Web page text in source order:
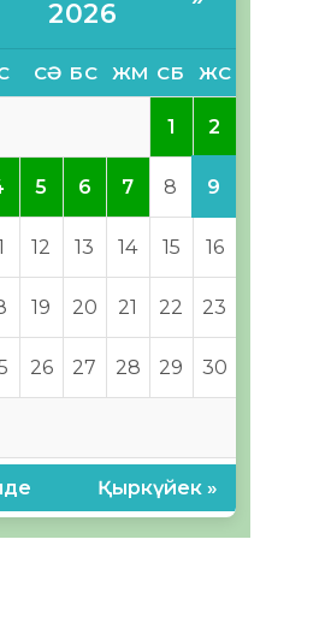
2026
СӘ БС ЖМ СБ ЖС
1 2
5 6 7 8 9
12 13 14 15 16
19 20 21 22 23
26 27 28 29 30
Қыркүйек »